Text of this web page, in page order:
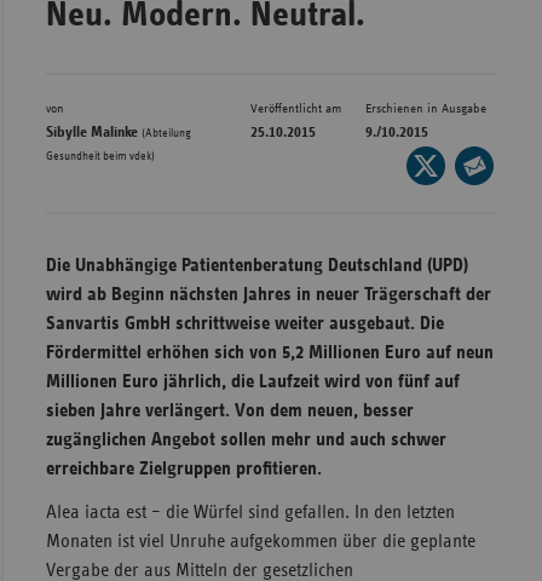
Neu. Modern. Neutral.
von
Sibylle Malinke (Abteilung
Gesundheit beim vdek)
Veröffentlicht am
25.10.2015
Erschienen in Ausgabe
9./10.2015
Seite
auf
Mail
Die Unabhängige Patientenberatung Deutschland (UPD)
wird ab Beginn nächsten Jahres in neuer Trägerschaft der
Sanvartis GmbH schrittweise weiter ausgebaut. Die
Fördermittel erhöhen sich von 5,2 Millionen Euro auf neun
Millionen Euro jährlich, die Laufzeit wird von fünf auf
sieben Jahre verlängert. Von dem neuen, besser
zugänglichen Angebot sollen mehr und auch schwer
erreichbare Zielgruppen profitieren.
Alea iacta est – die Würfel sind gefallen. In den letzten
Monaten ist viel Unruhe aufgekommen über die geplante
Vergabe der aus Mitteln der gesetzlichen